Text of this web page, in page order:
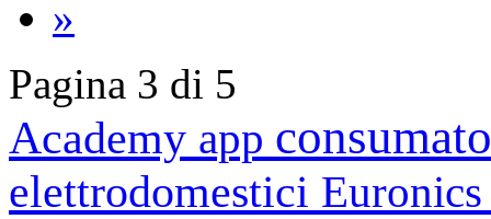
»
Pagina 3 di 5
Academy app
elettrodomestici